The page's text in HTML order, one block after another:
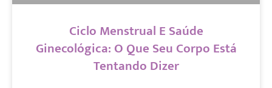
Ciclo Menstrual E Saúde
Ginecológica: O Que Seu Corpo Está
Tentando Dizer